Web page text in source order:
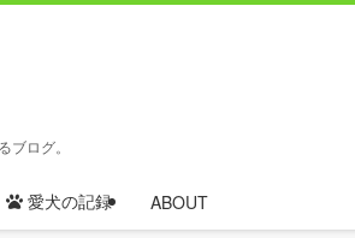
ログ。
愛犬の記録 ABOUT